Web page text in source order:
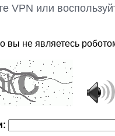
VPN или
вы не являетесь